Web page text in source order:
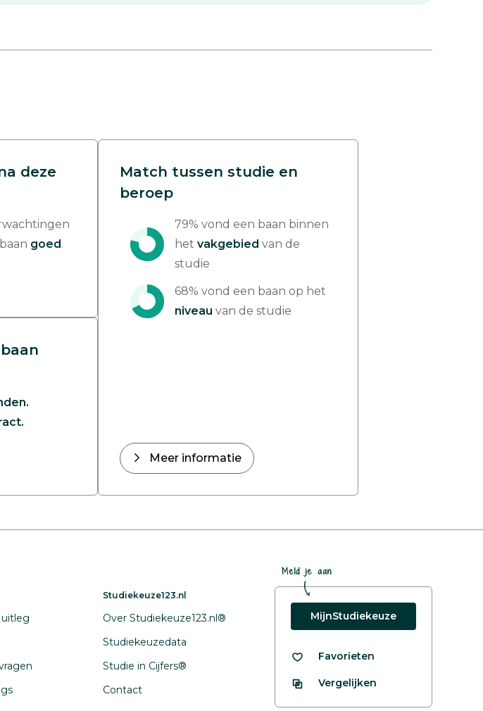
deze
goed.
Match tussen studie en
beroep
79% vond een baan binnen
het vakgebied van de
studie
68% vond een baan op het
niveau van de studie
Meer informatie
Studiekeuze123.nl
Over Studiekeuze123.nl®
Studiekeuzedata
Studie in Cijfers®
Contact
Meld je aan
MijnStudiekeuze
Favorieten
Vergelijken